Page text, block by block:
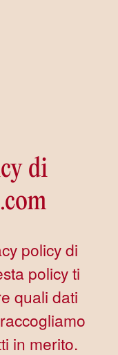
di
policy di
policy ti
quali dati
in merito.